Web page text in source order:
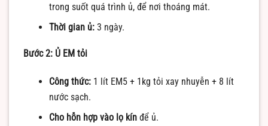
trong suốt quá trình ủ, để nơi thoáng mát.
Thời gian ủ:3 ngày.
Bước 2: Ủ EM tỏi
Công thức:1 lít EM5 + 1kg tỏi xay nhuyễn + 8 lít
nước sạch.
Cho hỗn hợp vào lọ kínđể ủ.